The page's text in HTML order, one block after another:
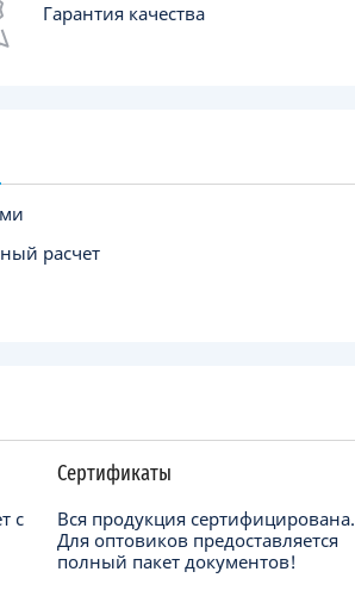
Гарантия качества
расчет
с
Сертификаты
Вся продукция сертифицирована.
Для оптовиков предоставляется
полный пакет документов!